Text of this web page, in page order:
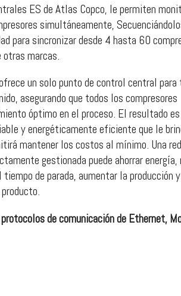
ES de Atlas Copco, le permiten
simultáneamente,
para sincronizar desde 4 hasta 60
otras marcas.
un solo punto de control central para
asegurando que todos los compresores
óptimo en el proceso. El resultado
y energéticamente eficiente que le
mantener los costos al mínimo. Una
gestionada puede ahorrar energía,
de parada, aumentar la producción y
de comunicación de Ethernet,